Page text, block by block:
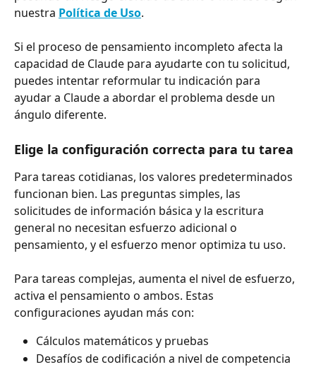
nuestra Política de Uso.
Si el proceso de pensamiento incompleto afecta la
capacidad de Claude para ayudarte con tu solicitud,
puedes intentar reformular tu indicación para
ayudar a Claude a abordar el problema desde un
ángulo diferente.
Elige la configuración correcta para tu tarea
Para tareas cotidianas, los valores predeterminados
funcionan bien. Las preguntas simples, las
solicitudes de información básica y la escritura
general no necesitan esfuerzo adicional o
pensamiento, y el esfuerzo menor optimiza tu uso.
Para tareas complejas, aumenta el nivel de esfuerzo,
activa el pensamiento o ambos. Estas
configuraciones ayudan más con:
Cálculos matemáticos y pruebas
Desafíos de codificación a nivel de competencia